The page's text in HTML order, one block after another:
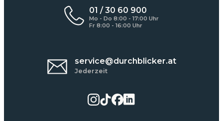
01 / 30 60 900
Mo - Do 8:00 - 17:00 Uhr
Fr 8:00 - 16:00 Uhr
service@durchblicker.at
Jederzeit